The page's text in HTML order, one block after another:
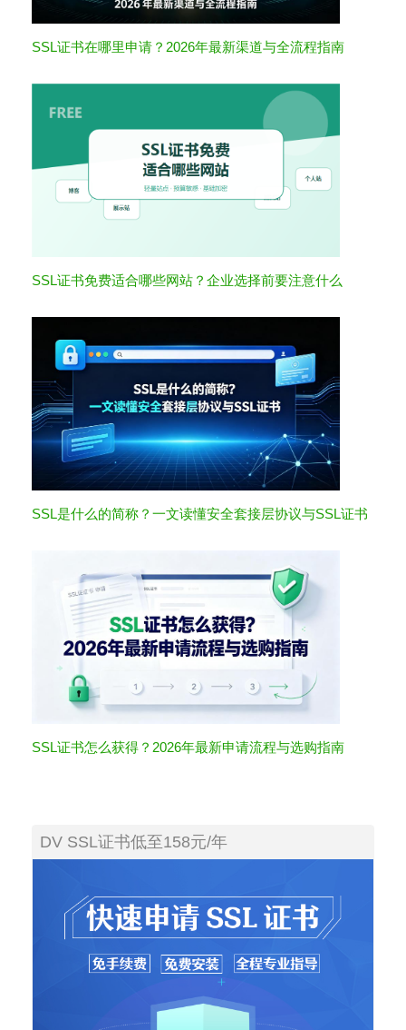
SSL证书在哪里申请？2026年最新渠道与全流程指南
SSL证书免费适合哪些网站？企业选择前要注意什么
SSL是什么的简称？一文读懂安全套接层协议与SSL证书
SSL证书怎么获得？2026年最新申请流程与选购指南
DV SSL证书低至158元/年